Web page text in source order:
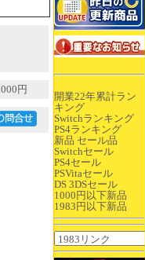
開業22年累計ラン
キング
Switchランキング
PS4ランキング
新品 セール品
Switchセール
PS4セール
PSVitaセール
DS 3DSセール
1000円以下新品
1983円以下新品
円